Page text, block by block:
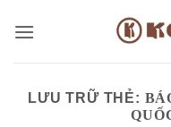
qua
LƯU TRỮ THẺ: